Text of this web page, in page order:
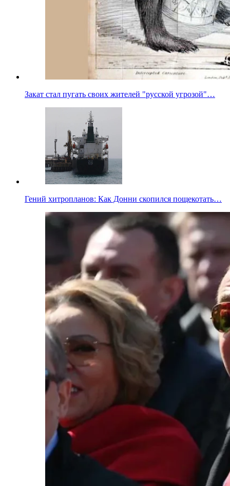
Закат стал пугать своих жителей "русской угрозой"…
Гений хитропланов: Как Донни скопился пощекотать…